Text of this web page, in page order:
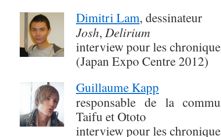
Dimitri Lam, dessinateur
Josh, Delirium
interview pour les
(Japan Expo Centre 2012)
Guillaume Kapp
responsable de la
Taifu et Ototo
interview pour les